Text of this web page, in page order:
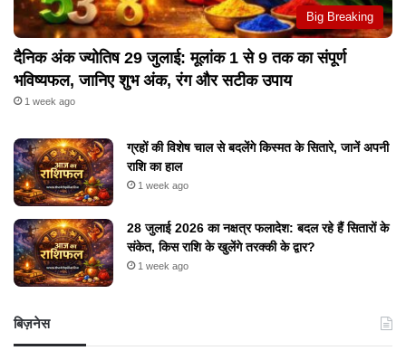
Big Breaking
दैनिक अंक ज्योतिष 29 जुलाई: मूलांक 1 से 9 तक का संपूर्ण
भविष्यफल, जानिए शुभ अंक, रंग और सटीक उपाय
1 week ago
ग्रहों की विशेष चाल से बदलेंगे किस्मत के सितारे, जानें अपनी
राशि का हाल
1 week ago
28 जुलाई 2026 का नक्षत्र फलादेश: बदल रहे हैं सितारों के
संकेत, किस राशि के खुलेंगे तरक्की के द्वार?
1 week ago
बिज़नेस